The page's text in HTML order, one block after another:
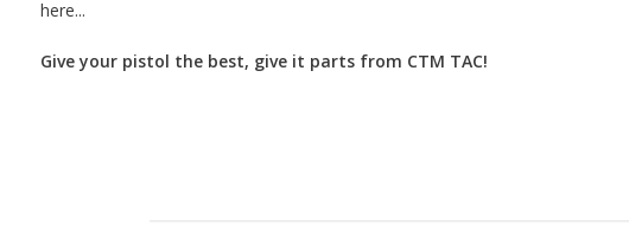
here...
Give your pistol the best, give it parts from CTM TAC!